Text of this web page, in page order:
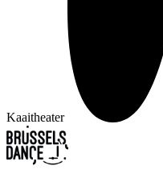
Kaaitheater